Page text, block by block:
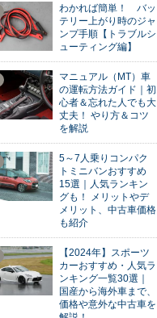
わかれば簡単！ バッ
テリー上がり時のジャ
ンプ手順【トラブルシ
ューティング編】
マニュアル（MT）車
の運転方法ガイド｜初
心者＆忘れた人でも大
丈夫！ やり方＆コツ
を解説
5～7人乗りコンパク
トミニバンおすすめ
15選｜人気ランキン
グも！ メリットやデ
メリット、中古車価格
も紹介
【2024年】スポーツ
カーおすすめ・人気ラ
ンキング一覧30選｜
国産から海外車まで、
価格や意外な中古車を